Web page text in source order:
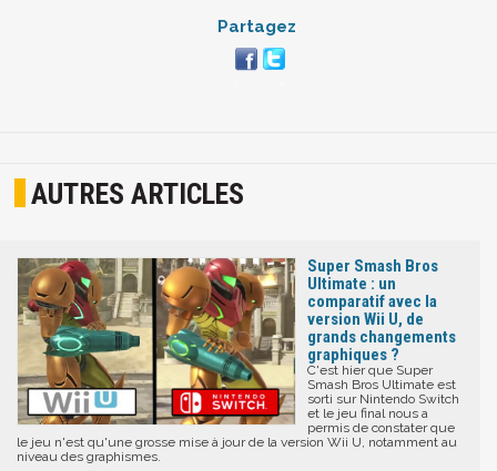
Partagez
AUTRES ARTICLES
Super Smash Bros
Ultimate : un
comparatif avec la
version Wii U, de
grands changements
graphiques ?
C'est hier que Super
Smash Bros Ultimate est
sorti sur Nintendo Switch
et le jeu final nous a
permis de constater que
le jeu n'est qu'une grosse mise à jour de la version Wii U, notamment au
niveau des graphismes.